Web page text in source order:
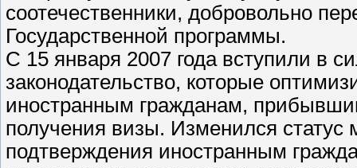
соотечественники, добровольно
Государственной программы.
С 15 января 2007 года вступили в
законодательство, которые
иностранным гражданам,
получения визы. Изменился
подтверждения иностранным